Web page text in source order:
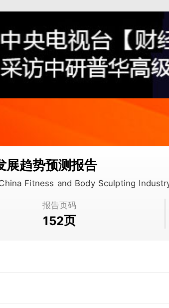
趋势预测报告
Fitness and Body Sculpting
报告页码
152页